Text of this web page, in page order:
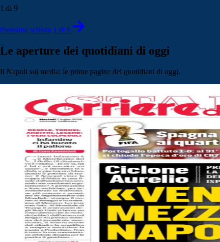
1 di 9
Prossima scheda 1 di 9
Le aperture dei quotidiani di oggi
Il Napoli sui media: le prime pagine dei quotidiani di oggi.